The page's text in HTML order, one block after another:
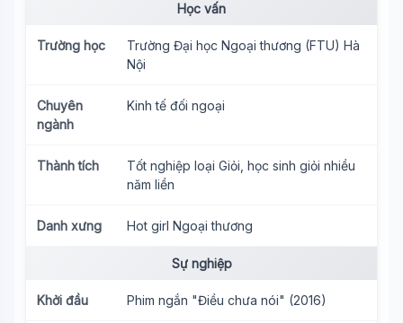
Học vấn
Trường học
Trường Đại học Ngoại thương (FTU) Hà
Nội
Chuyên
ngành
Kinh tế đối ngoại
Thành tích
Tốt nghiệp loại Giỏi, học sinh giỏi nhiều
năm liền
Danh xưng Hot girl Ngoại thương
Sự nghiệp
Khởi đầu Phim ngắn "Điều chưa nói" (2016)